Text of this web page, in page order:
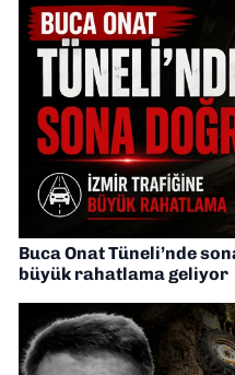
Buca Onat Tüneli’nde
büyük rahatlama geliyor